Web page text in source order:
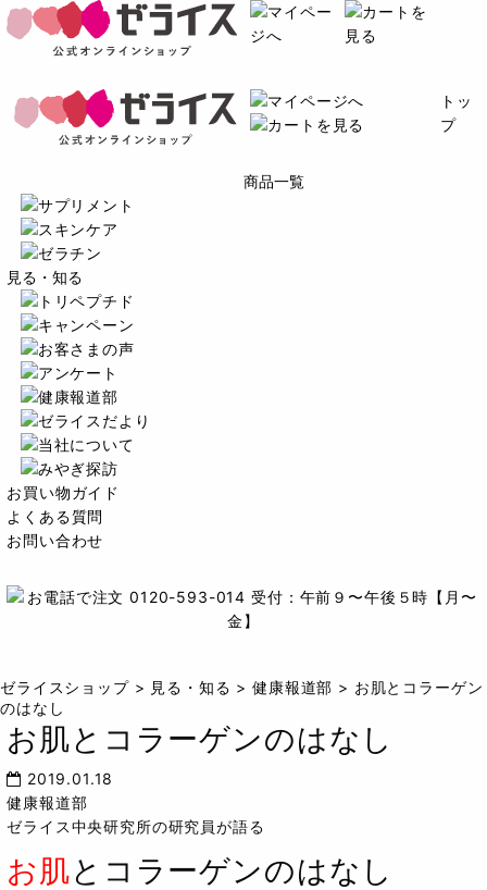
トッ
プ
商品一覧
見る・知る
お買い物ガイド
よくある質問
お問い合わせ
ゼライスショップ> 見る・知る > 健康報道部 > お肌とコラーゲン
のはなし
お肌とコラーゲンのはなし
2019.01.18
健康報道部
ゼライス中央研究所の研究員が語る
お肌とコラーゲンのはなし